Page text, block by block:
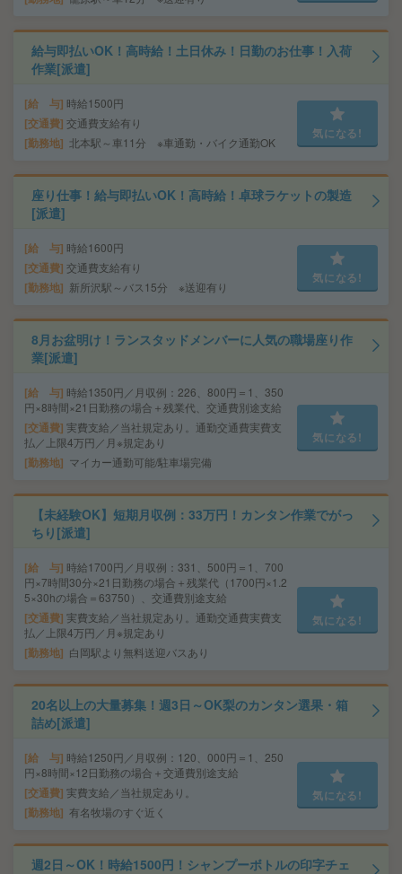
給与即払いOK！高時給！土日休み！日勤のお仕事！入荷
作業[派遣]
給 与 時給1500円
交通費 交通費支給有り
勤務地 北本駅～車11分 ※車通勤・バイク通勤OK
気になる!
座り仕事！給与即払いOK！高時給！卓球ラケットの製造
[派遣]
給 与 時給1600円
交通費 交通費支給有り
勤務地 新所沢駅～バス15分 ※送迎有り
気になる!
8月お盆明け！ランスタッドメンバーに人気の職場座り作
業[派遣]
給 与 時給1350円／月収例：226、800円＝1、350
円×8時間×21日勤務の場合＋残業代、交通費別途支給
交通費 実費支給／当社規定あり。通勤交通費実費支
払／上限4万円／月※規定あり
勤務地 マイカー通勤可能/駐車場完備
気になる!
【未経験OK】短期月収例：33万円！カンタン作業でがっ
ちり[派遣]
給 与 時給1700円／月収例：331、500円＝1、700
円×7時間30分×21日勤務の場合＋残業代（1700円×1.2
5×30hの場合＝63750）、交通費別途支給
交通費 実費支給／当社規定あり。通勤交通費実費支
払／上限4万円／月※規定あり
勤務地 白岡駅より無料送迎バスあり
気になる!
20名以上の大量募集！週3日～OK梨のカンタン選果・箱
詰め[派遣]
給 与 時給1250円／月収例：120、000円＝1、250
円×8時間×12日勤務の場合＋交通費別途支給
交通費 実費支給／当社規定あり。
勤務地 有名牧場のすぐ近く
気になる!
週2日～OK！時給1500円！シャンプーボトルの印字チェ